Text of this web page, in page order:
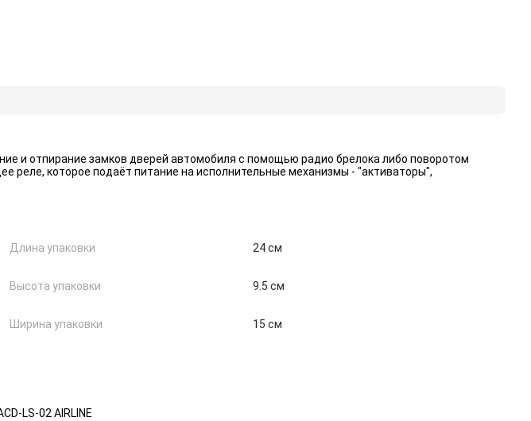
и отпирание замков дверей автомобиля с помощью радио брелока либо поворотом
реле, которое подаёт питание на исполнительные механизмы - "активаторы",
Длина упаковки 24 см
Высота упаковки 9.5 см
Ширина упаковки 15 см
LS-02 AIRLINE